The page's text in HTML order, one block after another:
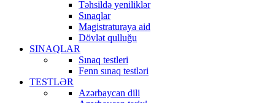
Təhsildə yeniliklər
Sınaqlar
Magistraturaya aid
Dövlət qulluğu
SINAQLAR
Sınaq testleri
Fenn sınaq testləri
TESTLƏR
Azərbaycan dili